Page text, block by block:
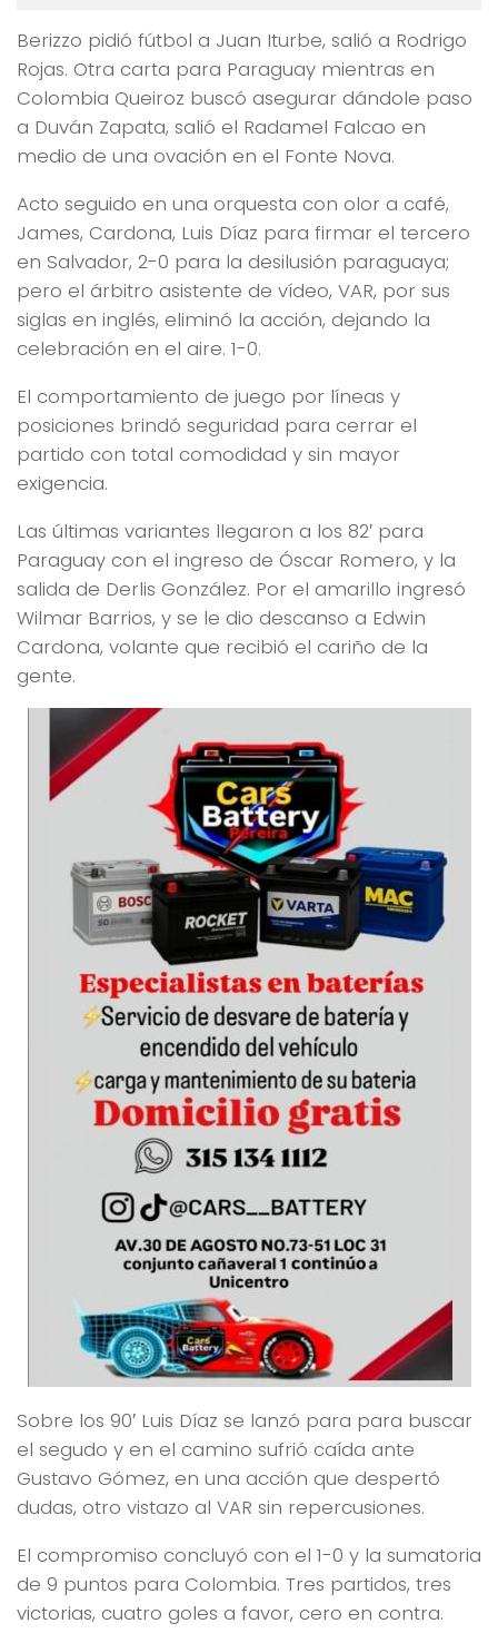
Berizzo pidió fútbol a Juan Iturbe, salió a Rodrigo
Rojas. Otra carta para Paraguay mientras en
Colombia Queiroz buscó asegurar dándole paso
a Duván Zapata, salió el Radamel Falcao en
medio de una ovación en el Fonte Nova.
Acto seguido en una orquesta con olor a café,
James, Cardona, Luis Díaz para firmar el tercero
en Salvador, 2-0 para la desilusión paraguaya;
pero el árbitro asistente de vídeo, VAR, por sus
siglas en inglés, eliminó la acción, dejando la
celebración en el aire. 1-0.
El comportamiento de juego por líneas y
posiciones brindó seguridad para cerrar el
partido con total comodidad y sin mayor
exigencia.
Las últimas variantes llegaron a los 82′ para
Paraguay con el ingreso de Óscar Romero, y la
salida de Derlis González. Por el amarillo ingresó
Wilmar Barrios, y se le dio descanso a Edwin
Cardona, volante que recibió el cariño de la
gente.
Sobre los 90′ Luis Díaz se lanzó para para buscar
el segudo y en el camino sufrió caída ante
Gustavo Gómez, en una acción que despertó
dudas, otro vistazo al VAR sin repercusiones.
El compromiso concluyó con el 1-0 y la sumatoria
de 9 puntos para Colombia. Tres partidos, tres
victorias, cuatro goles a favor, cero en contra.